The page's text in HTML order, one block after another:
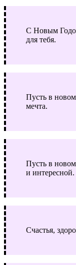
С Новым
для тебя.
Пусть в новом
мечта.
Пусть в
и интересной.
Счастья,